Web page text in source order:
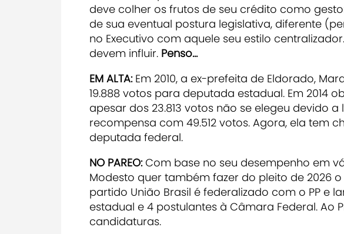
deve colher os frutos de seu crédito como
de sua eventual postura legislativa, diferente
no Executivo com aquele seu estilo
devem influir. Penso...
EM ALTA: Em 2010, a ex-prefeita de Eldorado,
19.888 votos para deputada estadual. Em 2014
apesar dos 23.813 votos não se elegeu devido a
recompensa com 49.512 votos. Agora, ela tem
deputada federal.
NO PAREO: Com base no seu desempenho em
Modesto quer também fazer do pleito de 2026
partido União Brasil é federalizado com o PP e
estadual e 4 postulantes à Câmara Federal. Ao
candidaturas.